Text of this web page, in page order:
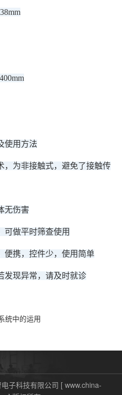
使用方法
为非接触式，避免了接触传
无伤害
做平时筛查使用
携，控件少，使用简单
现异常，请及时就诊
统中的运用
子科技有限公司 [ www.china-